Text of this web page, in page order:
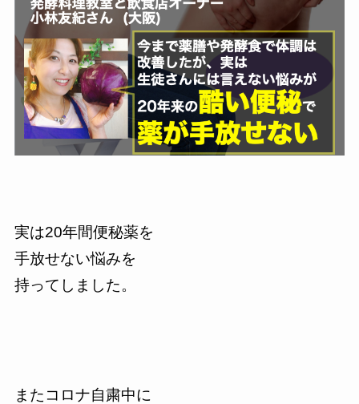
実は20年間便秘薬を
手放せない悩みを
持ってしました。
またコロナ自粛中に